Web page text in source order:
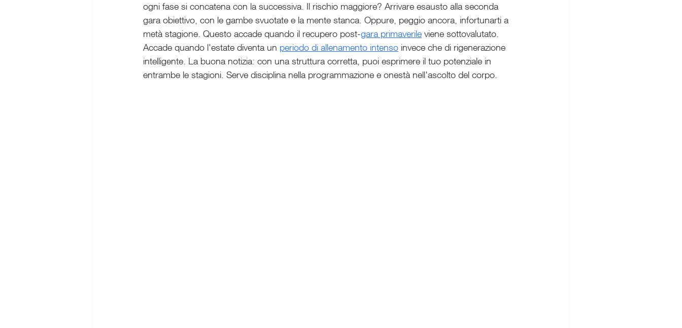
ogni fase si concatena con la successiva. Il rischio maggiore? Arrivare esausto alla seconda
gara obiettivo, con le gambe svuotate e la mente stanca. Oppure, peggio ancora, infortunarti a
metà stagione. Questo accade quando il recupero post-gara primaverile viene sottovalutato.
Accade quando l'estate diventa un periodo di allenamento intenso invece che di rigenerazione
intelligente. La buona notizia: con una struttura corretta, puoi esprimere il tuo potenziale in
entrambe le stagioni. Serve disciplina nella programmazione e onestà nell'ascolto del corpo.